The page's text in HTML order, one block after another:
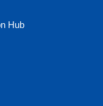
Hub